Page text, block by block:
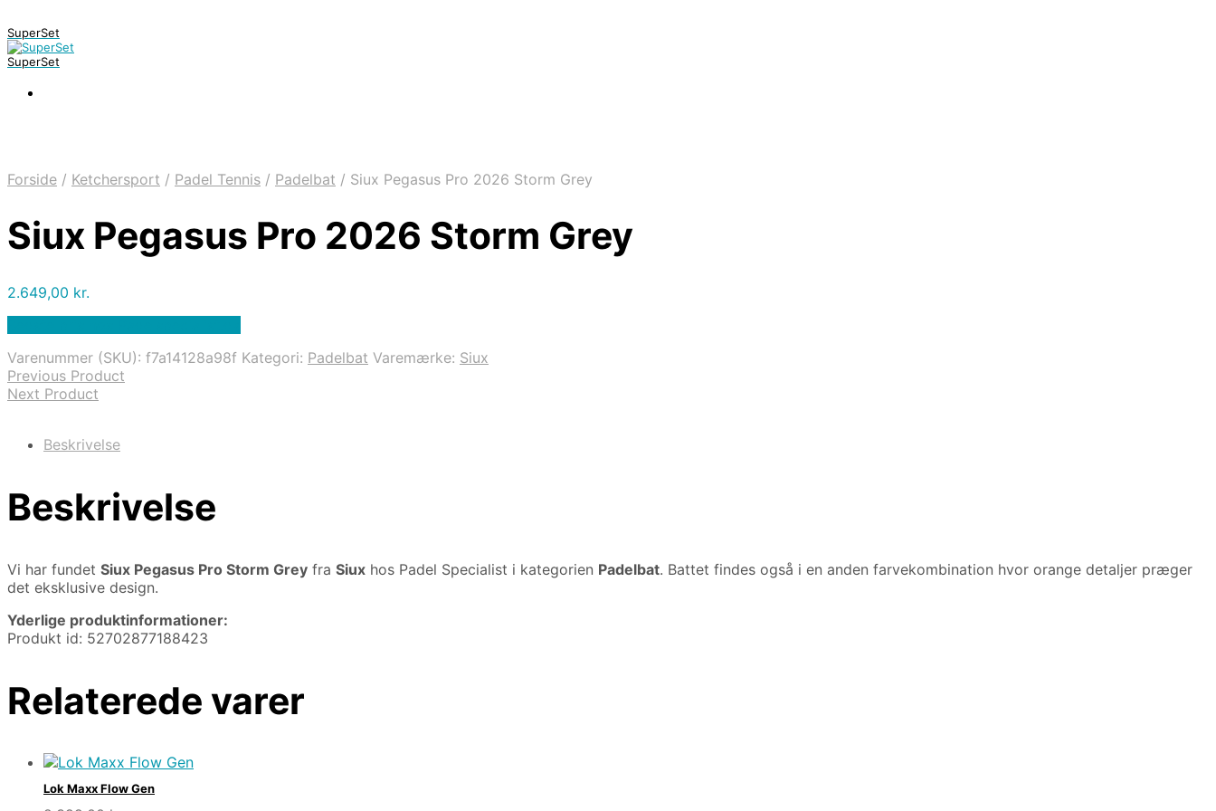
SuperSet
SuperSet
Forside / Ketchersport / Padel Tennis / Padelbat / Siux Pegasus Pro 2026 Storm Grey
Siux Pegasus Pro 2026 Storm Grey
2.649,00 kr.
Varenummer (SKU): f7a14128a98f Kategori: Padelbat Varemærke: Siux
Previous Product
Next Product
Beskrivelse
Beskrivelse
Vi har fundet Siux Pegasus Pro Storm Grey fra Siux hos Padel Specialist i kategorien Padelbat. Battet findes også i en anden farvekombination hvor orange detaljer præger
det eksklusive design.
Yderlige produktinformationer:
Produkt id: 52702877188423
Relaterede varer
Lok Maxx Flow Gen